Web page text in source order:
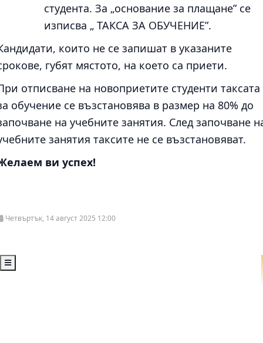
студента. За „основание за плащане” се
изписва „ ТАКСА ЗА ОБУЧЕНИЕ”.
които не се запишат в указаните
губят мястото, на което са приети.
отписване на новоприетите студенти таксата
обучение се възстановява в размер на 80% до
на учебните занятия. След започване
занятия таксите не се възстановяват.
ви успех!
Четвъртък, 14 август 2025 12:00